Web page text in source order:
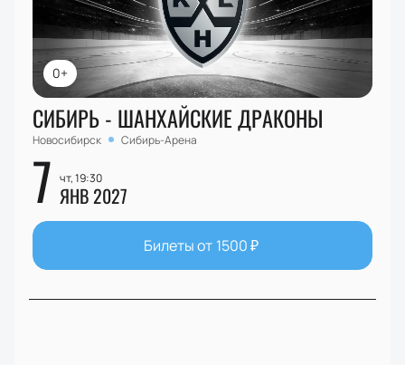
0+
СИБИРЬ - ШАНХАЙСКИЕ ДРАКОНЫ
Новосибирск Сибирь-Арена
7 чт, 19:30
ЯНВ 2027
Билеты от 1500₽